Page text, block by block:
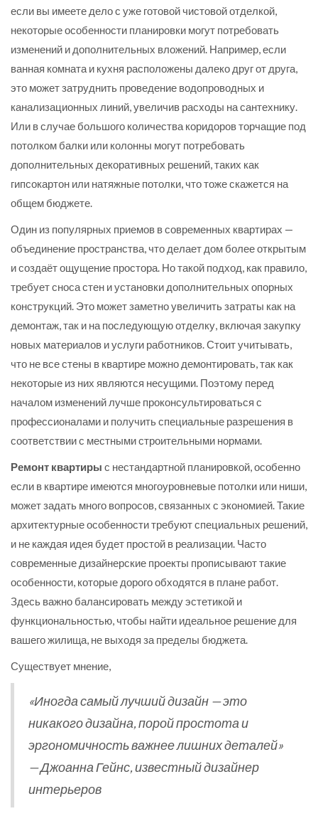
если вы имеете дело с уже готовой чистовой отделкой,
некоторые особенности планировки могут потребовать
изменений и дополнительных вложений. Например, если
ванная комната и кухня расположены далеко друг от друга,
это может затруднить проведение водопроводных и
канализационных линий, увеличив расходы на сантехнику.
Или в случае большого количества коридоров торчащие под
потолком балки или колонны могут потребовать
дополнительных декоративных решений, таких как
гипсокартон или натяжные потолки, что тоже скажется на
общем бюджете.
Один из популярных приемов в современных квартирах —
объединение пространства, что делает дом более открытым
и создаёт ощущение простора. Но такой подход, как правило,
требует сноса стен и установки дополнительных опорных
конструкций. Это может заметно увеличить затраты как на
демонтаж, так и на последующую отделку, включая закупку
новых материалов и услуги работников. Стоит учитывать,
что не все стены в квартире можно демонтировать, так как
некоторые из них являются несущими. Поэтому перед
началом изменений лучше проконсультироваться с
профессионалами и получить специальные разрешения в
соответствии с местными строительными нормами.
Ремонт квартиры с нестандартной планировкой, особенно
если в квартире имеются многоуровневые потолки или ниши,
может задать много вопросов, связанных с экономией. Такие
архитектурные особенности требуют специальных решений,
и не каждая идея будет простой в реализации. Часто
современные дизайнерские проекты прописывают такие
особенности, которые дорого обходятся в плане работ.
Здесь важно балансировать между эстетикой и
функциональностью, чтобы найти идеальное решение для
вашего жилища, не выходя за пределы бюджета.
Существует мнение,
«Иногда самый лучший дизайн — это
никакого дизайна, порой простота и
эргономичность важнее лишних деталей»
— Джоанна Гейнс, известный дизайнер
интерьеров